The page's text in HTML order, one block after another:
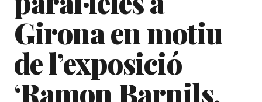
Girona en motiu
de l’exposició
‘Ramon Barnils,